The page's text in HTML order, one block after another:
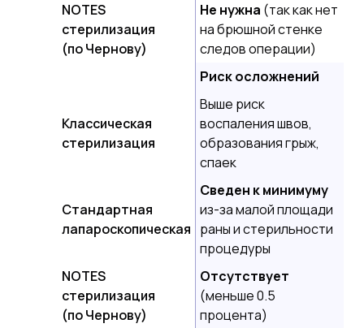
NOTES
стерилизация
(по Чернову)
Не нужна (так как нет
на брюшной стенке
следов операции)
Риск осложнений
Классическая
стерилизация
Выше риск
воспаления швов,
образования грыж,
спаек
Стандартная
лапароскопическая
Сведен к минимуму
из-за малой площади
раны и стерильности
процедуры
NOTES
стерилизация
(по Чернову)
Отсутствует
(меньше 0.5
процента)